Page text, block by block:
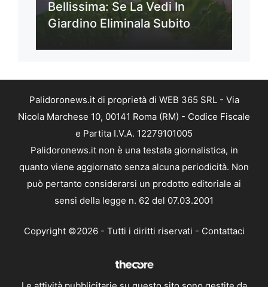
Bellissima: Se La Vedi In
Giardino Eliminala Subito
Palidoronews.it di proprietà di WEB 365 SRL - Via
Nicola Marchese 10, 00141 Roma (RM) - Codice Fiscale
e Partita I.V.A. 12279101005
Palidoronews.it non è una testata giornalistica, in
quanto viene aggiornato senza alcuna periodicità. Non
può pertanto considerarsi un prodotto editoriale ai
sensi della legge n. 62 del 07.03.2001
Copyright ©2026 - Tutti i diritti riservati - Contattaci